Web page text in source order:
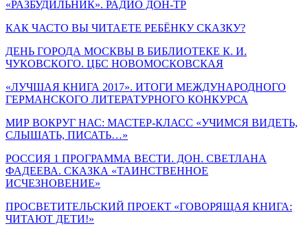
«РАЗБУДИЛЬНИК». РАДИО ДОН-ТР
КАК ЧАСТО ВЫ ЧИТАЕТЕ РЕБЁНКУ СКАЗКУ?
ДЕНЬ ГОРОДА МОСКВЫ В БИБЛИОТЕКЕ К. И.
ЧУКОВСКОГО. ЦБС НОВОМОСКОВСКАЯ
«ЛУЧШАЯ КНИГА 2017». ИТОГИ МЕЖДУНАРОДНОГО
ГЕРМАНСКОГО ЛИТЕРАТУРНОГО КОНКУРСА
МИР ВОКРУГ НАС: МАСТЕР-КЛАСС «УЧИМСЯ ВИДЕТЬ,
СЛЫШАТЬ, ПИСАТЬ…»
РОССИЯ 1 ПРОГРАММА ВЕСТИ. ДОН. СВЕТЛАНА
ФАДЕЕВА. СКАЗКА «ТАИНСТВЕННОЕ
ИСЧЕЗНОВЕНИЕ»
ПРОСВЕТИТЕЛЬСКИЙ ПРОЕКТ «ГОВОРЯЩАЯ КНИГА:
ЧИТАЮТ ДЕТИ!»